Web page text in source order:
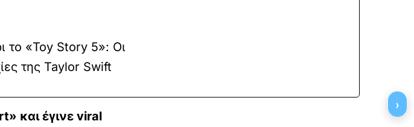
το «Toy Story 5»: Οι
της Taylor Swift
και έγινε viral
›